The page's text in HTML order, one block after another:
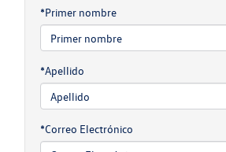
*Primer nombre
*Apellido
*Correo Electrónico